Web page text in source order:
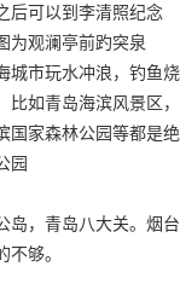
后可以到李清照纪念
为观澜亭前趵突泉
城市玩水冲浪，钓鱼烧
如青岛海滨风景区，
国家森林公园等都是绝
园
岛，青岛八大关。烟台
够。